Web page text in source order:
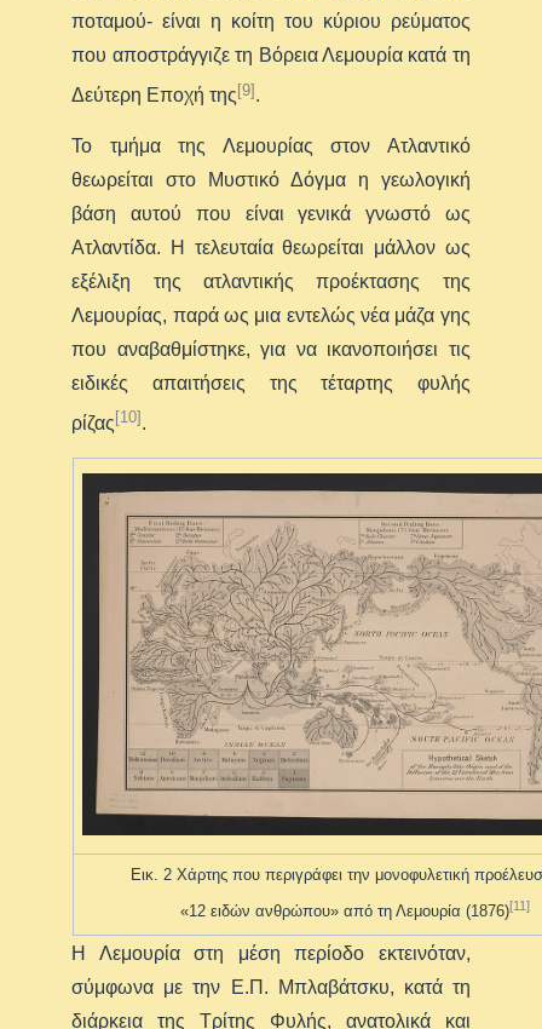
ποταμού- είναι η κοίτη του κύριου ρεύματος
που αποστράγγιζε τη Βόρεια Λεμουρία κατά τη
Δεύτερη Εποχή της[9].
Το τμήμα της Λεμουρίας στον Ατλαντικό
θεωρείται στο Μυστικό Δόγμα η γεωλογική
βάση αυτού που είναι γενικά γνωστό ως
Ατλαντίδα. Η τελευταία θεωρείται μάλλον ως
εξέλιξη της ατλαντικής προέκτασης της
Λεμουρίας, παρά ως μια εντελώς νέα μάζα γης
που αναβαθμίστηκε, για να ικανοποιήσει τις
ειδικές απαιτήσεις της τέταρτης φυλής
ρίζας[10].
Εικ. 2 Χάρτης που περιγράφει την μονοφυλετική
«12 ειδών ανθρώπου» από τη Λεμουρία (1876)[11]
Η Λεμουρία στη μέση περίοδο εκτεινόταν,
σύμφωνα με την Ε.Π. Μπλαβάτσκυ, κατά τη
διάρκεια της Τρίτης Φυλής, ανατολικά και